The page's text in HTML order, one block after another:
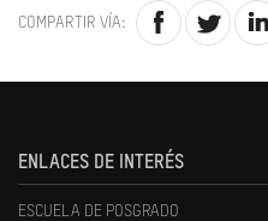
COMPARTIR VÍA:
ENLACES DE INTERÉS
ESCUELA DE POSGRADO